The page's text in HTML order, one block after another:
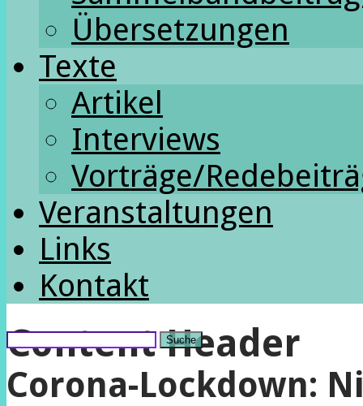
Übersetzungen
Texte
Artikel
Interviews
Vorträge/
Veranstaltungen
Links
Kontakt
Content Header
Suche
Corona-Lockdown: